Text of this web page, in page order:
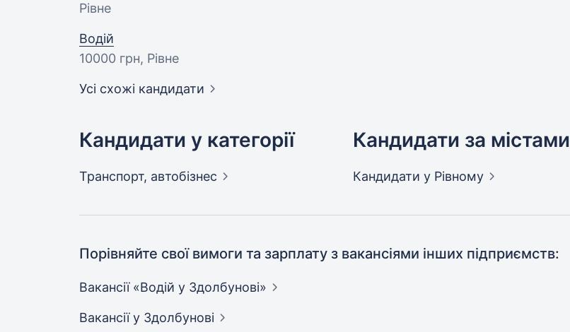
Рівне
Водій
10000 грн, Рівне
Усі схожі кандидати
Кандидати у категорії
Транспорт, автобізнес
Кандидати за містами
Кандидати у Рівному
Порівняйте свої вимоги та зарплату з вакансіями інших підприємств:
Вакансії «Водій у Здолбунові»
Вакансіїу Здолбунові